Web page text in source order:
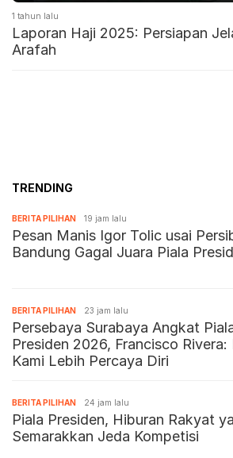
1 tahun lalu
Laporan Haji 2025: Persiapan
Arafah
TRENDING
BERITA PILIHAN 19 jam lalu
Pesan Manis Igor Tolic usai
Bandung Gagal Juara Piala
BERITA PILIHAN 23 jam lalu
Persebaya Surabaya Angkat
Presiden 2026, Francisco Rivera:
Kami Lebih Percaya Diri
BERITA PILIHAN 24 jam lalu
Piala Presiden, Hiburan Rakyat
Semarakkan Jeda Kompetisi